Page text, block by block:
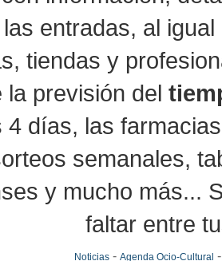
entradas, al
tiendas y
la previsión del
4 días, las
semanales,
y mucho más...
faltar entre
Noticias -Agenda Ocio-Cultural